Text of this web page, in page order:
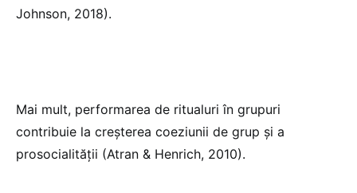
Johnson, 2018).
Mai mult, performarea de ritualuri în grupuri
contribuie la creșterea coeziunii de grup și a
prosocialității (Atran & Henrich, 2010).